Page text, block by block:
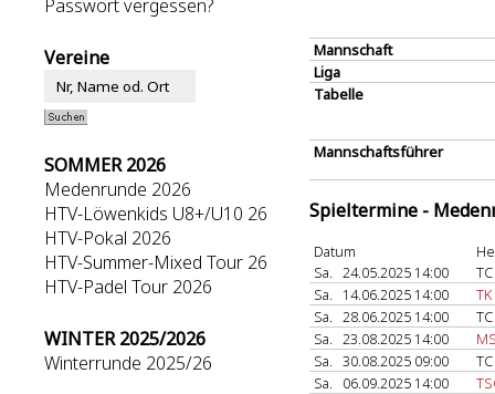
Passwort vergessen?
Vereine
SOMMER 2026
Medenrunde 2026
HTV-Löwenkids U8+/U10 26
HTV-Pokal 2026
HTV-Summer-Mixed Tour 26
HTV-Padel Tour 2026
WINTER 2025/2026
Winterrunde 2025/26
Mannschaft
Liga
Tabelle
Mannschaftsführer
Spieltermine -
Datum
Sa. 24.05.2025 14:00
Sa.
14.06.2025 14:00
Sa. 28.06.2025 14:00
Sa. 23.08.2025 14:00
Sa. 30.08.2025 09:00
Sa.
06.09.2025 14:00